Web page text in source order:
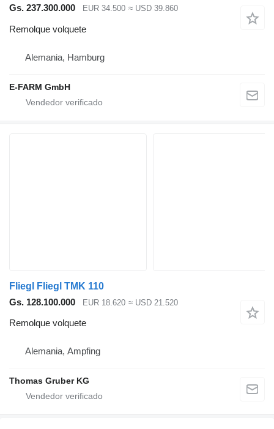
Gs. 237.300.000 EUR 34.500 ≈ USD 39.860
Remolque volquete
Alemania, Hamburg
E-FARM GmbH
Fliegl Fliegl TMK 110
Gs. 128.100.000
EUR 18.620 ≈ USD 21.520
Remolque volquete
Alemania, Ampfing
Thomas Gruber KG